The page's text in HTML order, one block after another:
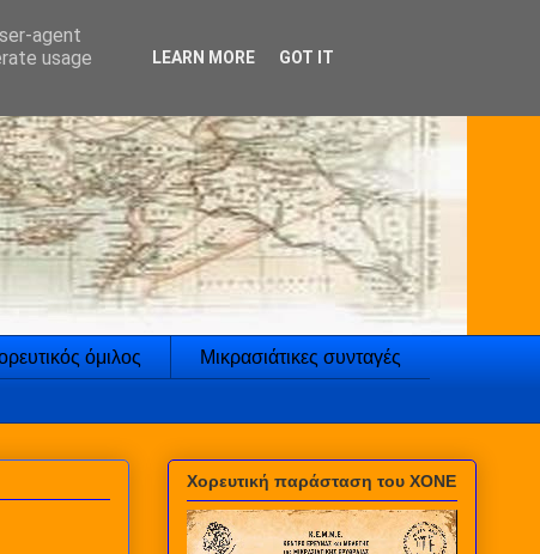
όμιλος Μικρασιάτικες συνταγές
Χορευτική παράσταση του ΧΟΝΕ
agent
usage
LEARN MORE GOT IT